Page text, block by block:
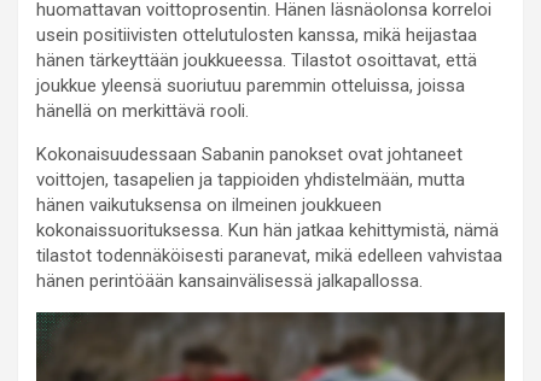
huomattavan voittoprosentin. Hänen läsnäolonsa korreloi
usein positiivisten ottelutulosten kanssa, mikä heijastaa
hänen tärkeyttään joukkueessa. Tilastot osoittavat, että
joukkue yleensä suoriutuu paremmin otteluissa, joissa
hänellä on merkittävä rooli.
Kokonaisuudessaan Sabanin panokset ovat johtaneet
voittojen, tasapelien ja tappioiden yhdistelmään, mutta
hänen vaikutuksensa on ilmeinen joukkueen
kokonaissuorituksessa. Kun hän jatkaa kehittymistä, nämä
tilastot todennäköisesti paranevat, mikä edelleen vahvistaa
hänen perintöään kansainvälisessä jalkapallossa.